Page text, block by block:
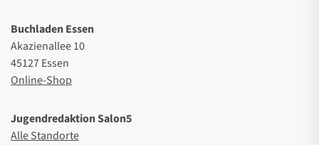
Buchladen Essen
Akazienallee 10
45127 Essen
Online-Shop
Jugendredaktion Salon5
Alle Standorte